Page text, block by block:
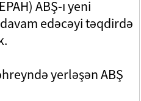
ABŞ-ı yeni
edəcəyi təqdirdə
yerləşən ABŞ